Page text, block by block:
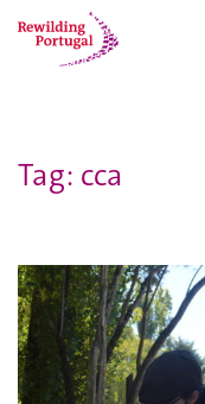
Tag: cca